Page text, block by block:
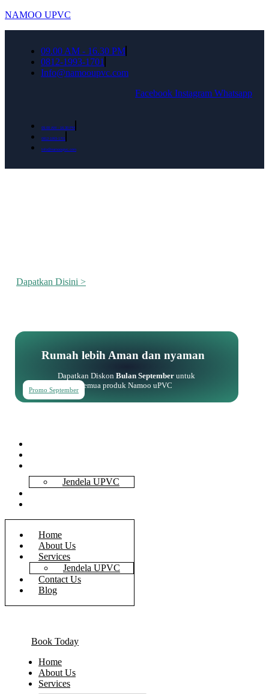
NAMOO UPVC
09.00 AM - 16.30 PM
0812-1993-1701
Info@namooupvc.com
Facebook Instagram Whatsapp
09.00 AM - 16.30 PM
0812-1993-1701
Info@namooupvc.com
Dapatkan Disini >
Rumah lebih Aman dan nyaman
Dapatkan DiskonBulan September untuk
semua produk Namoo uPVC
Promo September
Jendela UPVC
Home
About Us
Services
Jendela UPVC
Contact Us
Blog
Book Today
Home
About Us
Services